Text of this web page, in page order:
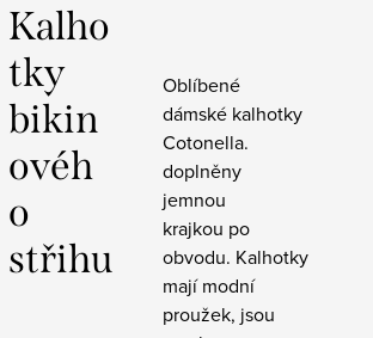
Kalho
tky
bikin
ovéh
o
střihu
Oblíbené
dámské kalhotky
Cotonella.
doplněny
jemnou
krajkou po
obvodu. Kalhotky
mají modní
proužek, jsou